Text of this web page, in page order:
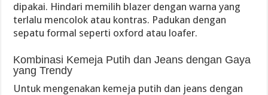
dipakai. Hindari memilih blazer dengan warna yang
terlalu mencolok atau kontras. Padukan dengan
sepatu formal seperti oxford atau loafer.
Kombinasi Kemeja Putih dan Jeans dengan Gaya
yang Trendy
Untuk mengenakan kemeja putih dan jeans dengan